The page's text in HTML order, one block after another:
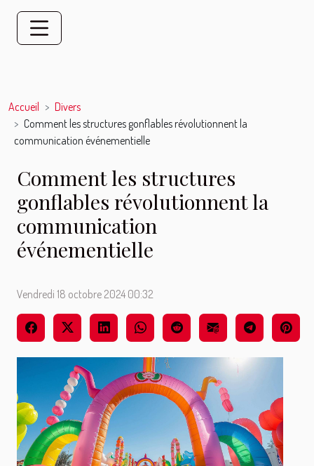
Accueil
Divers
Comment les structures gonflables révolutionnent la
communication événementielle
Comment les structures
gonflables révolutionnent la
communication
événementielle
Vendredi 18 octobre 2024 00:32